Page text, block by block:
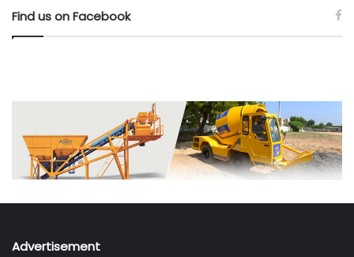
Find us on Facebook
Advertisement